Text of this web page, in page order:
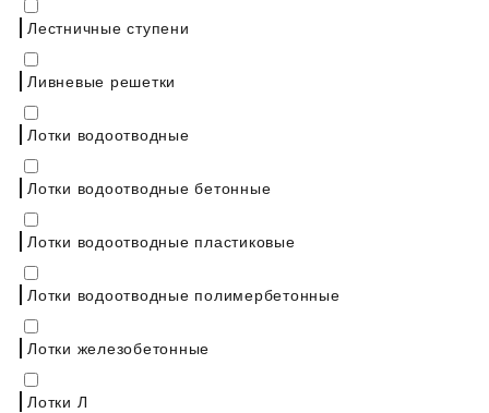
Лестничные ступени
Ливневые решетки
Лотки водоотводные
Лотки водоотводные бетонные
Лотки водоотводные пластиковые
Лотки водоотводные полимербетонные
Лотки железобетонные
Лотки Л